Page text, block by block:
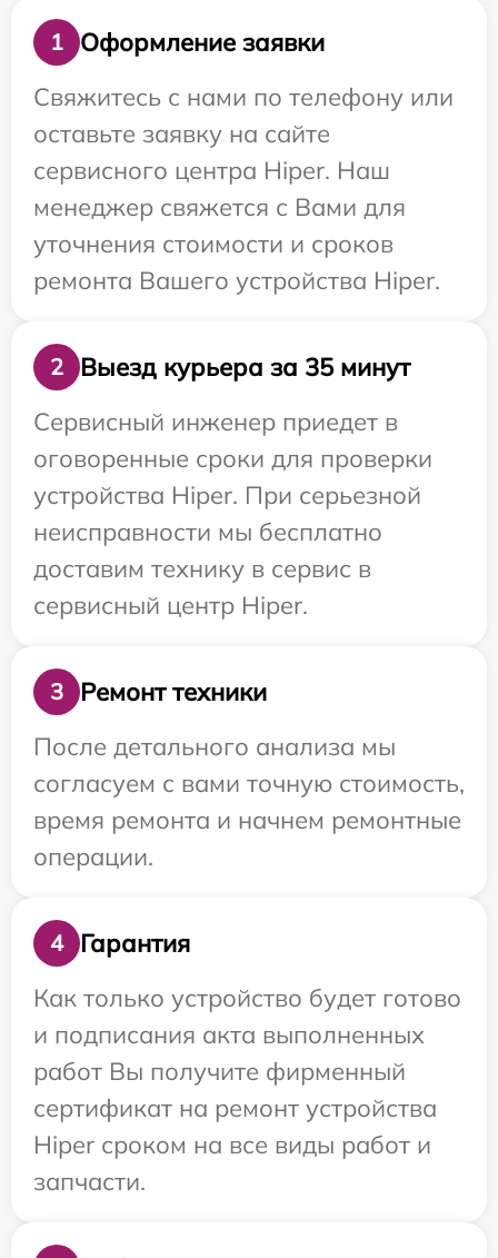
1
Оформление заявки
Свяжитесь с нами по телефону или
оставьте заявку на сайте
сервисного центра Hiper. Наш
менеджер свяжется с Вами для
уточнения стоимости и сроков
ремонта Вашего устройства Hiper.
2
Выезд курьера за 35 минут
Сервисный инженер приедет в
оговоренные сроки для проверки
устройства Hiper. При серьезной
неисправности мы бесплатно
доставим технику в сервис в
сервисный центр Hiper.
3
Ремонт техники
После детального анализа мы
согласуем с вами точную стоимость,
время ремонта и начнем ремонтные
операции.
4
Гарантия
Как только устройство будет готово
и подписания акта выполненных
работ Вы получите фирменный
сертификат на ремонт устройства
Hiper сроком на все виды работ и
запчасти.